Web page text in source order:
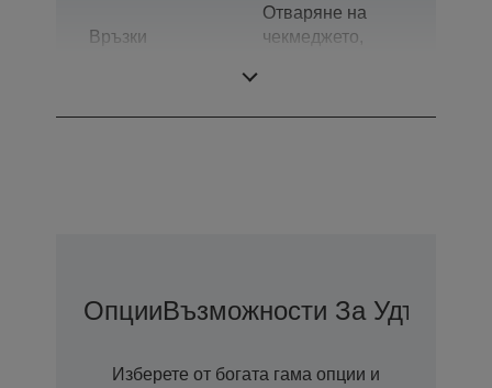
Връзки
Отваряне на
чекмеджето,
ОпцииВъзможности За
Изберете от богата гама опции и